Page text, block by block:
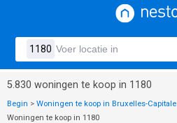
5.830 woningen te koop in 1180
Begin > Woningen te koop in Bruxelles-Capitale
Woningen te koop in 1180